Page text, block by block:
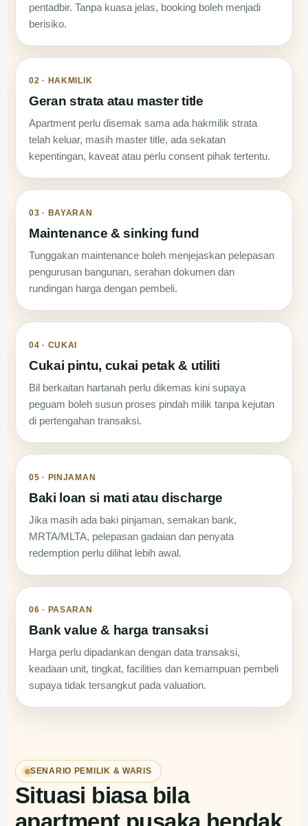
pentadbir. Tanpa kuasa jelas, booking boleh menjadi
berisiko.
02 · HAKMILIK
Geran strata atau master title
Apartment perlu disemak sama ada hakmilik strata
telah keluar, masih master title, ada sekatan
kepentingan, kaveat atau perlu consent pihak tertentu.
03 · BAYARAN
Maintenance & sinking fund
Tunggakan maintenance boleh menjejaskan pelepasan
pengurusan bangunan, serahan dokumen dan
rundingan harga dengan pembeli.
04 · CUKAI
Cukai pintu, cukai petak & utiliti
Bil berkaitan hartanah perlu dikemas kini supaya
peguam boleh susun proses pindah milik tanpa kejutan
di pertengahan transaksi.
05 · PINJAMAN
Baki loan si mati atau discharge
Jika masih ada baki pinjaman, semakan bank,
MRTA/MLTA, pelepasan gadaian dan penyata
redemption perlu dilihat lebih awal.
06 · PASARAN
Bank value & harga transaksi
Harga perlu dipadankan dengan data transaksi,
keadaan unit, tingkat, facilities dan kemampuan pembeli
supaya tidak tersangkut pada valuation.
SENARIO PEMILIK & WARIS
Situasi biasa bila